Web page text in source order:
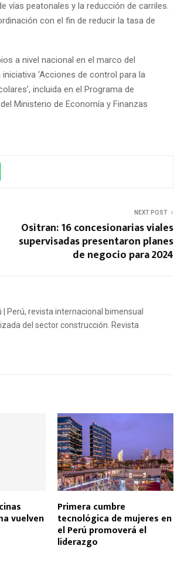
vías peatonales y la reducción de carriles.
con el fin de reducir la tasa de
a nivel nacional en el marco del
‘Acciones de control para la
incluida en el Programa de
Ministerio de Economía y Finanzas
NEXT POST
Ositran: 16 concesionarias viales
supervisadas presentaron planes
de negocio para 2024
Perú, revista internacional bimensual
del sector construcción. Revista
vuelven
Primera cumbre
tecnológica de mujeres en
el Perú promoverá el
liderazgo